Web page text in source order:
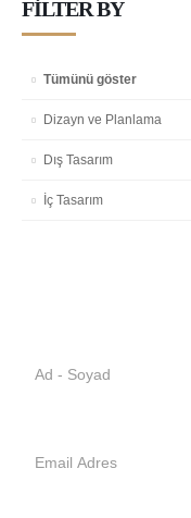
FILTERBY
Tümünü göster
Dizayn ve Planlama
Dış Tasarım
İç Tasarım